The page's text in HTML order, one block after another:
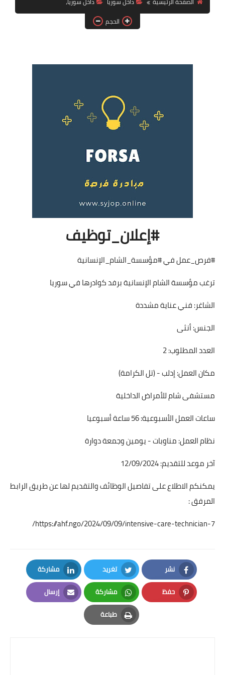
فرص عمل في العراق
فرص عمل في اليمن
الحجم
#إعلان_توظيف
#فرص_عمل في #مؤسسة_الشام_الإنسانية
ترغب مؤسسة الشام الإنسانية برفد كوادرها في سوريا
الشاغر: فني عناية مشددة
الجنس: أنثى
العدد المطلوب: 2
مكان العمل: إدلب - (تل الكرامة)
مستشفى شام للأمراض الداخلية
ساعات العمل الأسبوعية: 56 ساعة أسبوعيا
نظام العمل: مناوبات - يومين وجمعة دوارة
آخر موعد للتقديم: 12/09/2024
يمكنكم الاطلاع على تفاصيل الوظائف والتقديم لها عن طريق الرابط
المرفق :
https://ahf.ngo/2024/09/09/intensive-care-technician-7/
نشر
Facebook
تغريد
Twitter
مشاركة
LinkedIn
حفظ
Pinterest
مشاركة
Whatsapp
إرسال
Email
طباعة
Print